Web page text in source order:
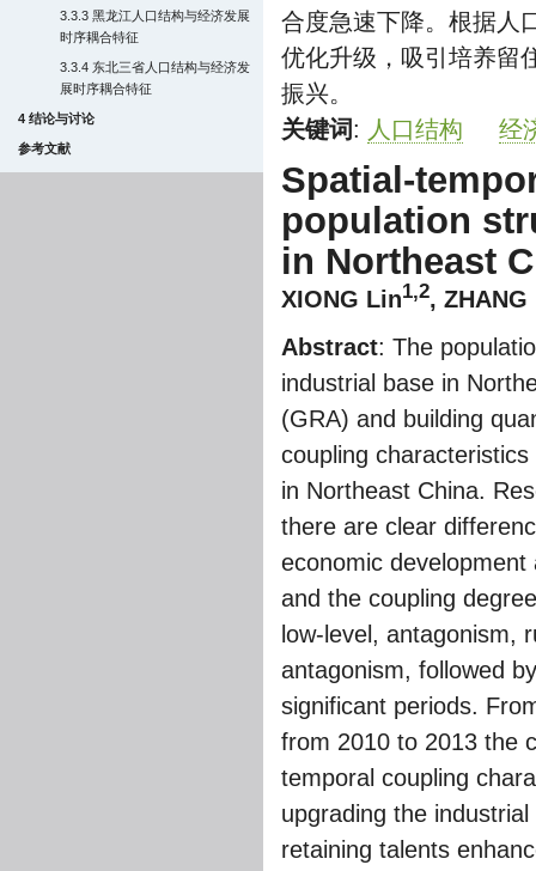
3.3.3 黑龙江人口结构与经济发展
时序耦合特征
3.3.4 东北三省人口结构与经济发
展时序耦合特征
4 结论与讨论
参考文献
合度急速下降。根据人
优化升级，吸引培养留
振兴。
关键词: 人口结构 经
Spatial-
population
in Northeast
XIONG Lin1,2,
Abstract: The
industrial base in
(GRA) and building
coupling
in Northeast China.
there are clear
economic
and the coupling
low-level, antagonism,
antagonism, followed
significant periods.
from 2010 to 2013 the
temporal coupling
upgrading the
retaining talents